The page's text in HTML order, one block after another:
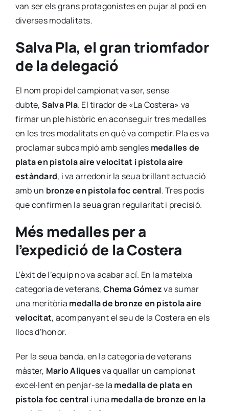
van ser els grans protagonistes en pujar al podi en
diverses modalitats.
Salva Pla, el gran triomfador
de la delegació
El nom propi del campionat va ser, sense
dubte, Salva Pla. El tirador de «La Costera» va
firmar un ple històric en aconseguir tres medalles
en les tres modalitats en què va competir. Pla es va
proclamar subcampió amb sengles medalles de
plata en pistola aire velocitat i pistola aire
estàndard, i va arredonir la seua brillant actuació
amb un bronze en pistola foc central. Tres podis
que confirmen la seua gran regularitat i precisió.
Més medalles per a
l’expedició de la Costera
L’èxit de l’equip no va acabar ací. En la mateixa
categoria de veterans, Chema Gómezva sumar
una meritòria medalla de bronze en pistola aire
velocitat, acompanyant el seu de la Costera en els
llocs d’honor.
Per la seua banda, en la categoria de veterans
màster, Mario Aliquesva quallar un campionat
excel·lent en penjar-se la medalla de plata en
pistola foc central i una medalla de bronze en la